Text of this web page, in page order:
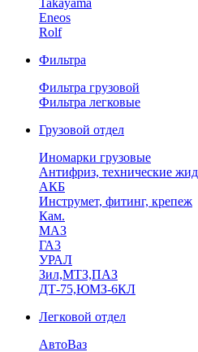
Takayama
Eneos
Rolf
Фильтра
Фильтра грузовой
Фильтра легковые
Грузовой отдел
Иномарки грузовые
Антифриз, технические
АКБ
Инструмет, фитинг, крепеж
Кам.
МАЗ
ГА3
УРАЛ
Зил,МТЗ,ПАЗ
ДТ-75,ЮМЗ-6КЛ
Легковой отдел
АвтоВаз